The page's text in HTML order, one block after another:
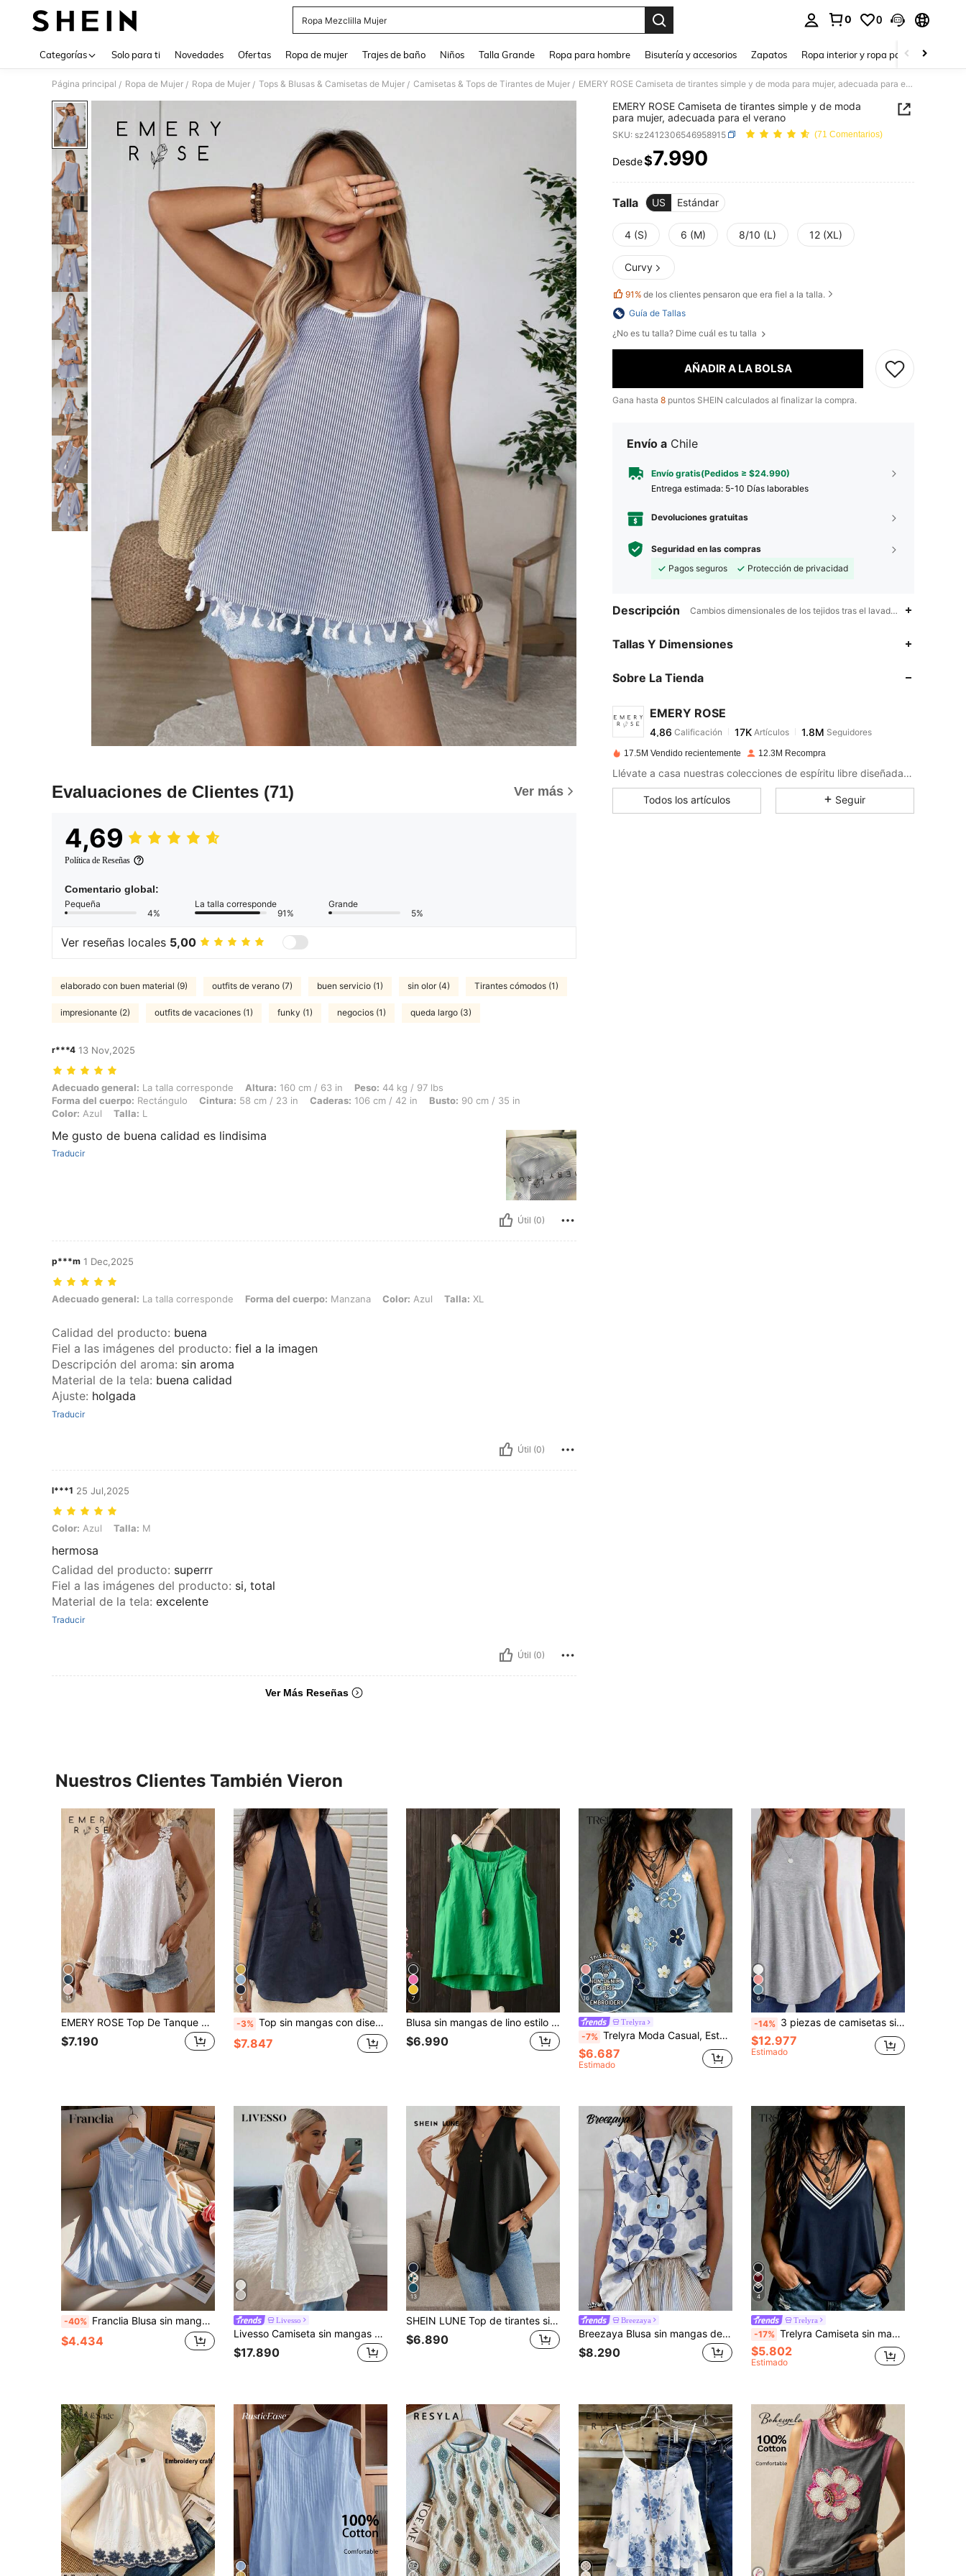
Ropa Mezclilla Mujer
0 0
Categorías Solo para ti Novedades Ofertas Ropa de mujer Trajes de baño Niños Talla Grande Ropa para hombre Bisutería y accesorios Zapatos Ropa interior y ropa para dormir
Página principal / Ropa de Mujer / Ropa de Mujer / Tops & Blusas & Camisetas de Mujer / Camisetas & Tops de Tirantes de Mujer / EMERY ROSE Camiseta de tirantes simple y de moda para mujer, adecuada para el verano
Evaluaciones de Clientes (71) Ver más
4,69
Política de Reseñas
Comentario global:
Pequeña
4%
La talla corresponde
91%
Grande
5%
Ver reseñas locales 5,00
elaborado con buen material (9) outfits de verano (7) buen servicio (1) sin olor (4) Tirantes cómodos (1)
impresionante (2) outfits de vacaciones (1) funky (1) negocios (1) queda largo (3)
r***4 13 Nov,2025
Adecuado general: La talla corresponde, Altura: 160 cm / 63 in, Peso: 44 kg / 97 lbs, Forma del cuerpo: Rectángulo, Cintura: 58 cm / 23 in, Caderas: 106 cm / 42 in, Busto: 90 cm / 35 in, Color: Azul, Talla: L
Adecuado general: La talla corresponde Altura: 160 cm / 63 in Peso: 44 kg / 97 lbs
Forma del cuerpo: Rectángulo Cintura: 58 cm / 23 in Caderas: 106 cm / 42 in Busto: 90 cm / 35 in
Color: Azul Talla: L
Me gusto de buena calidad es lindisima
Traducir
Útil (0)
p***m 1 Dec,2025
Adecuado general: La talla corresponde, Forma del cuerpo: Manzana, Color: Azul, Talla: XL
Adecuado general: La talla corresponde Forma del cuerpo: Manzana Color: Azul Talla: XL
Calidad del producto: buena
Fiel a las imágenes del producto: fiel a la imagen
Descripción del aroma: sin aroma
Material de la tela: buena calidad
Ajuste: holgada
Traducir
Útil (0)
l***1 25 Jul,2025
Color: Azul, Talla: M
Color: Azul Talla: M
hermosa
Calidad del producto: superrr
Fiel a las imágenes del producto: si, total
Material de la tela: excelente
Traducir
Útil (0)
Ver Más Reseñas
EMERY ROSE Camiseta de tirantes simple y de moda
para mujer, adecuada para el verano
SKU: sz2412306546958915 (71 Comentarios)
PRICE AND AVAILABILITY
Desde$7.990
Talla US Estándar
4 (S) 6 (M) 8/10 (L) 12 (XL)
Curvy
91% de los clientes pensaron que era fiel a la talla.
Guía de Tallas
¿No es tu talla? Dime cuál es tu talla
AÑADIR A LA BOLSA
Gana hasta 8 puntos SHEIN calculados al finalizar la compra.
Envío a Chile
Envío gratis(Pedidos ≥ $24.990)
Entrega estimada: 5-10 Días laborables
Devoluciones gratuitas
Seguridad en las compras
Pagos seguros
Protección de privacidad
Descripción Cambios dimensionales de los tejidos tras el lavado
Tallas Y Dimensiones
Sobre La Tienda
EMERY ROSE
4,86
4,86 Calificación
y***3pagó Hace 16 horas
4,86
17.5M Vendido recientemente 12.3M Recompra
Llévate a casa nuestras colecciones de espíritu libre diseñadas para una vida sin complicaciones.
Todos los artículos Seguir
Nuestros Clientes También Vieron
15
EMERY ROSE Top De Tanque De Cuello Redondo Y Aplique Floral De Remiendo Para Mujer
$7.190
4
-3% Top sin mangas con diseño de cuello halter de escote profundo en V, cintura con lazo, para mujer en verano
$7.847
7
Blusa sin mangas de lino estilo bohemio para mujer, top verde casual y suelto, blusa de verano hecha a mano, adecuada para la playa, la vida diaria y el uso vacacional
$6.990
16
Trelyra
-7% Trelyra Moda Casual, Estampado Floral con Efecto Denim, Adecuado para Uso Diario y de Fiesta, Top de Tirantes para Mujer
$6.687
Estimado
6
-14% 3 piezas de camisetas sin mangas de cuello redondo holgadas de unicolor para mujer, mezcla de poliéster, lavables a máquina, suaves para todas las estaciones, camisolas casuales de verano
$12.977
Estimado
-40% Franclia Blusa sin mangas elegante y de moda a rayas para mujer
$4.434
Livesso
Livesso Camiseta sin mangas de algodón con cuello redondo, estampado floral completo, para vacaciones de verano de uso casual
$17.890
13
SHEIN LUNE Top de tirantes sin mangas para mujer, de moda para el verano
$6.890
Breezaya
Breezaya Blusa sin mangas de mujer con cuello de barco y estampado de hojas y flores, adecuada para uso casual y de vacaciones
$8.290
4
Trelyra
-17% Trelyra Camiseta sin mangas de mujer de cuello en V holgado a rayas, con diseño de espalda descubierta y lazo, adecuada para uso en la calle y vacaciones en primavera/verano
$5.802
Estimado